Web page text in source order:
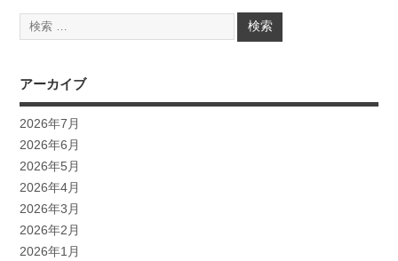
アーカイブ
2026年7月
2026年6月
2026年5月
2026年4月
2026年3月
2026年2月
2026年1月